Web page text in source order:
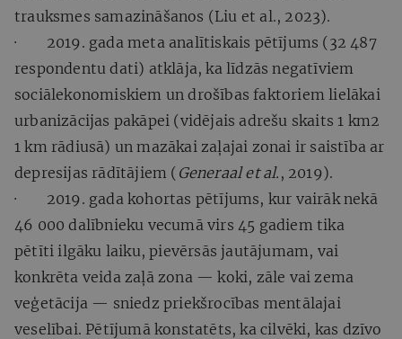
trauksmes samazināšanos (Liu et al., 2023).
· 2019. gada meta analītiskais pētījums (32 487
respondentu dati) atklāja, ka līdzās negatīviem
sociālekonomiskiem un drošības faktoriem lielākai
urbanizācijas pakāpei (vidējais adrešu skaits 1 km2
1 km rādiusā) un mazākai zaļajai zonai ir saistība ar
depresijas rādītājiem ( Generaal et al. , 2019).
· 2019. gada kohortas pētījums, kur vairāk nekā
46 000 dalībnieku vecumā virs 45 gadiem tika
pētīti ilgāku laiku, pievērsās jautājumam, vai
konkrēta veida zaļā zona — koki, zāle vai zema
veģetācija — sniedz priekšrocības mentālajai
veselībai. Pētījumā konstatēts, ka cilvēki, kas dzīvo